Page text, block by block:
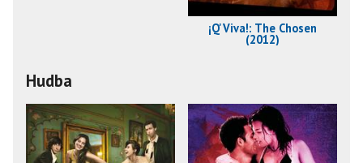
¡Q'Viva!: The Chosen
(2012)
Hudba